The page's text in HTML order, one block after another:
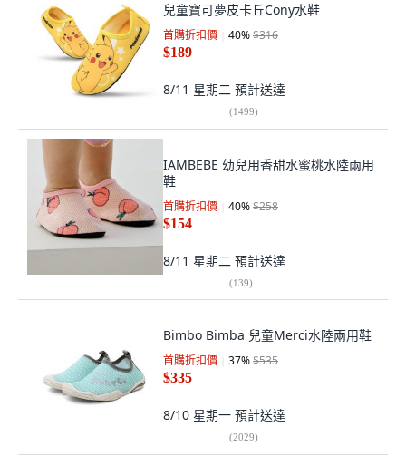
兒童寶可夢皮卡丘Cony水鞋
首購折扣價 40%$316
$189
8/11 星期二 預計送達
(1499)
IAMBEBE 幼兒用香甜水蜜桃水陸兩用
鞋
首購折扣價 40%$258
$154
8/11 星期二 預計送達
(139)
Bimbo Bimba 兒童Merci水陸兩用鞋
首購折扣價 37%$535
$335
8/10 星期一 預計送達
(2029)